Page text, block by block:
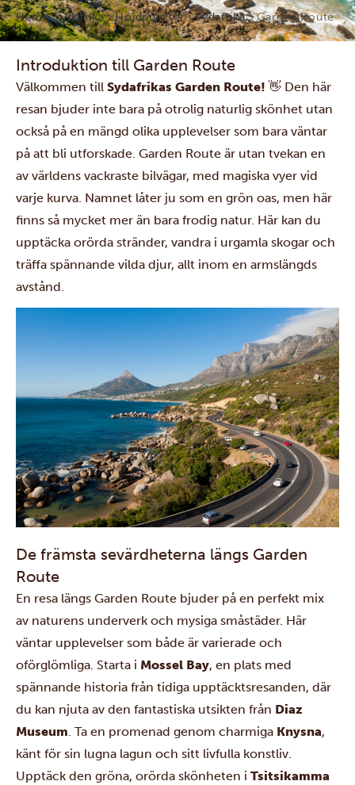
Hem Sydafrika Höjdpunkter i Sydafrika Garden Route
Introduktion till Garden Route
Välkommen till Sydafrikas Garden Route! 👋 Den här
resan bjuder inte bara på otrolig naturlig skönhet utan
också på en mängd olika upplevelser som bara väntar
på att bli utforskade. Garden Route är utan tvekan en
av världens vackraste bilvägar, med magiska vyer vid
varje kurva. Namnet låter ju som en grön oas, men här
finns så mycket mer än bara frodig natur. Här kan du
upptäcka orörda stränder, vandra i urgamla skogar och
träffa spännande vilda djur, allt inom en armslängds
avstånd.
De främsta sevärdheterna längs Garden
Route
En resa längs Garden Route bjuder på en perfekt mix
av naturens underverk och mysiga småstäder. Här
väntar upplevelser som både är varierade och
oförglömliga. Starta i Mossel Bay, en plats med
spännande historia från tidiga upptäcktsresanden, där
du kan njuta av den fantastiska utsikten från Diaz
Museum. Ta en promenad genom charmiga Knysna,
känt för sin lugna lagun och sitt livfulla konstliv.
Upptäck den gröna, orörda skönheten i Tsitsikamma